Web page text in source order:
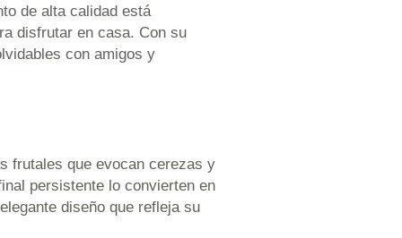
de alta calidad está
disfrutar en casa. Con su
con amigos y
frutales que evocan cerezas y
persistente lo convierten en
diseño que refleja su